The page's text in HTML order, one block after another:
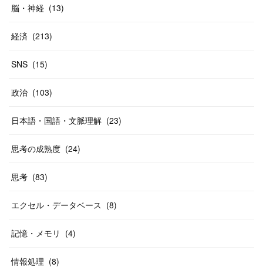
脳・神経 (13)
経済 (213)
SNS (15)
政治 (103)
日本語・国語・文脈理解 (23)
思考の成熟度 (24)
思考 (83)
エクセル・データベース (8)
記憶・メモリ (4)
情報処理 (8)